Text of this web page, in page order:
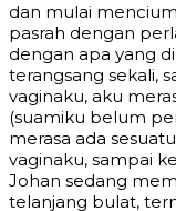
dan mulai
pasrah dengan
dengan apa yang
terangsang sekali,
vaginaku, aku
(suamiku belum
merasa ada
vaginaku, sampai
Johan sedang
telanjang bulat,